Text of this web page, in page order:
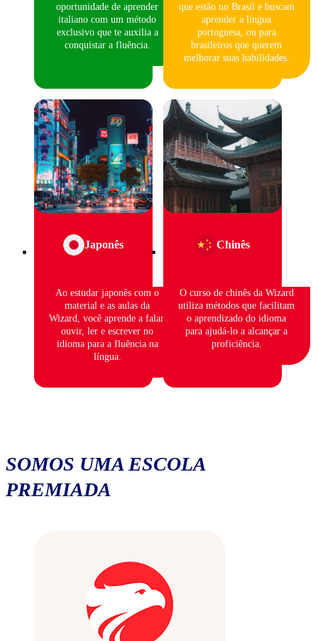
oportunidade de aprender
italiano com um método
exclusivo que te auxilia a
conquistar a fluência.
que estão no Brasil e buscam
aprender a língua
portuguesa, ou para
brasileiros que querem
melhorar suas habilidades.
Japonês
Ao estudar japonês com o
material e as aulas da
Wizard, você aprende a falar,
ouvir, ler e escrever no
idioma para a fluência na
língua.
Chinês
O curso de chinês da Wizard
utiliza métodos que facilitam
o aprendizado do idioma
para ajudá-lo a alcançar a
proficiência.
SOMOS UMA ESCOLA
PREMIADA